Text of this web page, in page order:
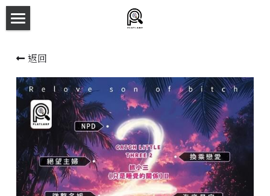
新本預告
主持人檔案
劇本相冊
拼團快團群組
返回
商品分類
所有商品分類